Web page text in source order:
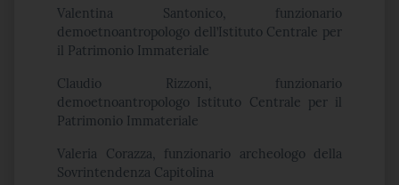
Valentina Santonico, funzionario
demoetnoantropologo dell’Istituto Centrale per
il Patrimonio Immateriale
Claudio Rizzoni, funzionario
demoetnoantropologo Istituto Centrale per il
Patrimonio Immateriale
Valeria Corazza, funzionario archeologo della
Sovrintendenza Capitolina